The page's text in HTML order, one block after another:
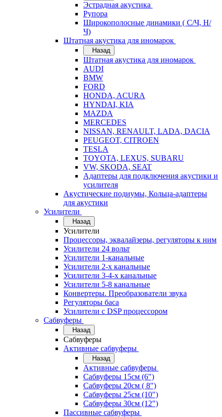
Эстрадная акустика
Рупора
Широкополосные динамики ( С/Ч, Н/
Ч)
Штатная акустика для иномарок
Назад
Штатная акустика для иномарок
AUDI
BMW
FORD
HONDA, ACURA
HYNDAI, KIA
MAZDA
MERCEDES
NISSAN, RENAULT, LADA, DACIA
PEUGEOT, CITROEN
TESLA
TOYOTA, LEXUS, SUBARU
VW, SKODA, SEAT
Адаптеры для подключения акустики и
усилителя
Акустические подиумы, Кольца-адаптеры
для акустики
Усилители
Назад
Усилители
Процессоры, эквалайзеры, регуляторы к ним
Усилители 24 вольт
Усилители 1-канальные
Усилители 2-х канальные
Усилители 3-4-х канальные
Усилители 5-8 канальные
Конвертеры. Преобразователи звука
Регуляторы баса
Усилители с DSP процессором
Сабвуферы
Назад
Сабвуферы
Активные сабвуферы
Назад
Активные сабвуферы
Сабвуферы 15см (6")
Сабвуферы 20см ( 8")
Сабвуферы 25см (10")
Сабвуферы 30см (12")
Пассивные сабвуферы